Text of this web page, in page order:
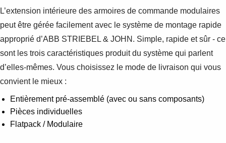
Careers
L’extension intérieure des armoires de commande modulaires
peut être gérée facilement avec le système de montage rapide
approprié d’ABB STRIEBEL & JOHN. Simple, rapide et sûr - ce
sont les trois caractéristiques produit du système qui parlent
d’elles-mêmes. Vous choisissez le mode de livraison qui vous
convient le mieux :
Entièrement pré-assemblé (avec ou sans composants)
Pièces individuelles
Flatpack / Modulaire